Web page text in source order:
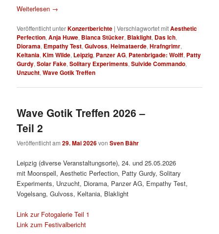
Weiterlesen →
Veröffentlicht unterKonzertberichte |Verschlagwortet mitAesthetic
Perfection,Anja Huwe, Bianca Stücker, Blaklight, Das Ich,
Diorama, Empathy Test,Gulvoss,Heimataerde,Hrafngrimr,
Keltania,Kim Wilde, Leipzig, Panzer AG, Patenbrigade: Wolff, Patty
Gurdy,Solar Fake,Solitary Experiments,Suivide Commando,
Unzucht,Wave Gotik Treffen
Wave Gotik Treffen 2026 –
Teil 2
Veröffentlicht am29. Mai 2026vonSven Bähr
Leipzig (diverse Veranstaltungsorte), 24. und 25.05.2026
mit Moonspell, Aesthetic Perfection, Patty Gurdy, Solitary
Experiments, Unzucht, Diorama, Panzer AG, Empathy Test,
Vogelsang, Gulvoss, Keltania, Blaklight
Link zur Fotogalerie Teil 1
Link zum Festivalbericht